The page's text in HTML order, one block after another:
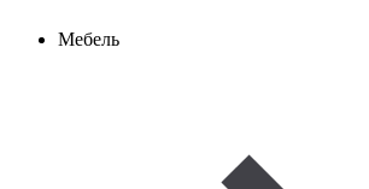
Мебель